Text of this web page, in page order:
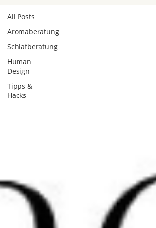
All Posts
Aromaberatung
Schlafberatung
Human
Design
Tipps &
Hacks